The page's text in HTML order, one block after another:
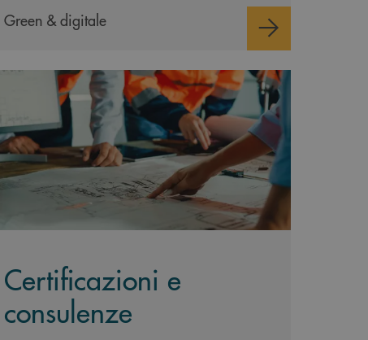
Green & digitale
Scopri di più Certificazioni e consulenze&nbsp;
Certificazioni e
consulenze